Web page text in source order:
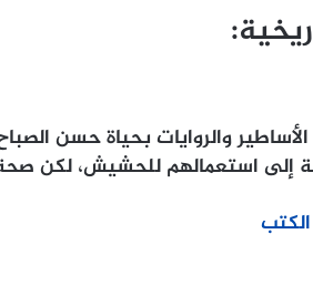
والروايات بحياة حسن
إلى استعمالهم للحشيش، لكن